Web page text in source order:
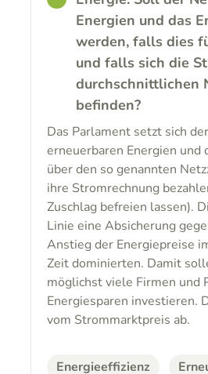
Energien und das
werden, falls dies
und falls sich die
durchschnittlichen
befinden?
Das Parlament setzt sich
erneuerbaren Energien
über den so genannten
ihre Stromrechnung
Zuschlag befreien lassen).
Linie eine Absicherung
Anstieg der Energiepreise
Zeit dominierten. Damit
möglichst viele Firmen und
Energiesparen investieren.
vom Strommarktpreis ab.
Energieeffizienz